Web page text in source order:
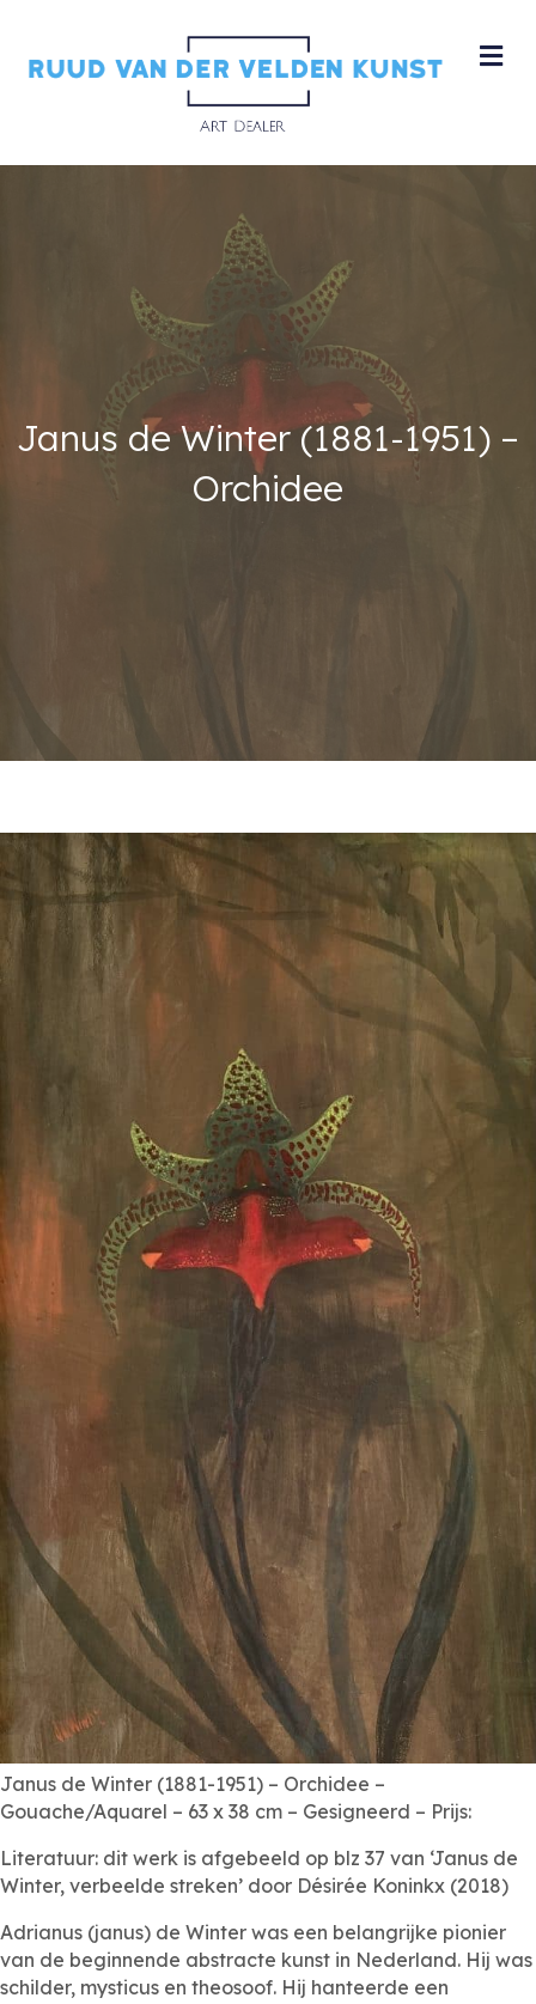
Janus de Winter (1881-1951) –
Orchidee
Janus de Winter (1881-1951) – Orchidee –
Gouache/Aquarel – 63 x 38 cm – Gesigneerd – Prijs:
Literatuur: dit werk is afgebeeld op blz 37 van ‘Janus de
Winter, verbeelde streken’ door Désirée Koninkx (2018)
Adrianus (janus) de Winter was een belangrijke pionier
van de beginnende abstracte kunst in Nederland. Hij was
schilder, mysticus en theosoof. Hij hanteerde een